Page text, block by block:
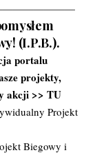
(I.P.B.).
portalu
projekty,
akcji >> TU
Projekt
Biegowy i